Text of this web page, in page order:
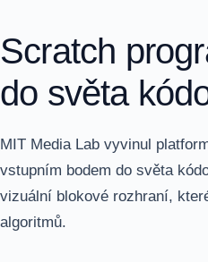
Scratch
do světa
MIT Media Lab vyvinul
vstupním bodem do světa
vizuální blokové rozhraní,
algoritmů.